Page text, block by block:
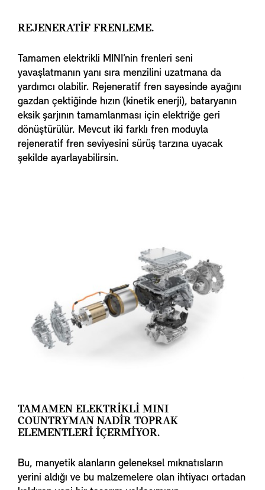
REJENERATİF FRENLEME.
Tamamen elektrikli MINI’nin frenleri seni
yavaşlatmanın yanı sıra menzilini uzatmana da
yardımcı olabilir. Rejeneratif fren sayesinde ayağını
gazdan çektiğinde hızın (kinetik enerji), bataryanın
eksik şarjının tamamlanması için elektriğe geri
dönüştürülür. Mevcut iki farklı fren moduyla
rejeneratif fren seviyesini sürüş tarzına uyacak
şekilde ayarlayabilirsin.
TAMAMEN ELEKTRİKLİ MINI
COUNTRYMAN NADİR TOPRAK
ELEMENTLERİ İÇERMİYOR.
Bu, manyetik alanların geleneksel mıknatısların
yerini aldığı ve bu malzemelere olan ihtiyacı ortadan